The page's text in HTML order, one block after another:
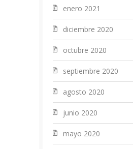
enero 2021
diciembre 2020
octubre 2020
septiembre 2020
agosto 2020
junio 2020
mayo 2020